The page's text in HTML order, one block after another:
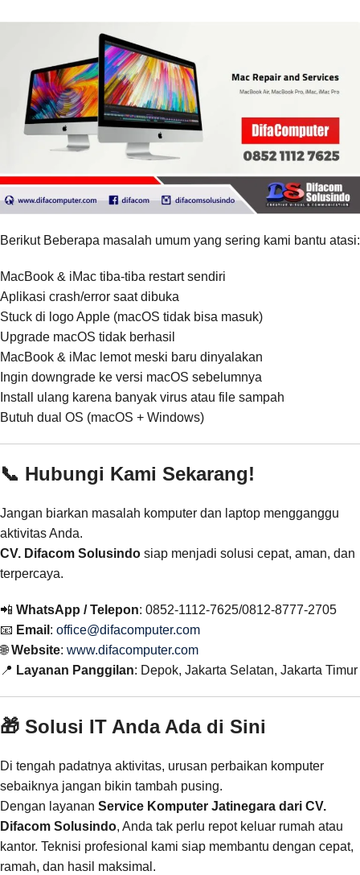
Berikut Beberapa masalah umum yang sering kami bantu atasi:
MacBook & iMac tiba-tiba restart sendiri
Aplikasi crash/error saat dibuka
Stuck di logo Apple (macOS tidak bisa masuk)
Upgrade macOS tidak berhasil
MacBook & iMac lemot meski baru dinyalakan
Ingin downgrade ke versi macOS sebelumnya
Install ulang karena banyak virus atau file sampah
Butuh dual OS (macOS + Windows)
📞 Hubungi Kami Sekarang!
Jangan biarkan masalah komputer dan laptop mengganggu
aktivitas Anda.
CV. Difacom Solusindo siap menjadi solusi cepat, aman, dan
terpercaya.
📲 WhatsApp / Telepon: 0852-1112-7625/0812-8777-2705
📧 Email : office@difacomputer.com
🌐Website: www.difacomputer.com
📍 Layanan Panggilan: Depok, Jakarta Selatan, Jakarta Timur
🎁 Solusi IT Anda Ada di Sini
Di tengah padatnya aktivitas, urusan perbaikan komputer
sebaiknya jangan bikin tambah pusing.
Dengan layanan Service Komputer Jatinegara dari CV.
Difacom Solusindo, Anda tak perlu repot keluar rumah atau
kantor. Teknisi profesional kami siap membantu dengan cepat,
ramah, dan hasil maksimal.